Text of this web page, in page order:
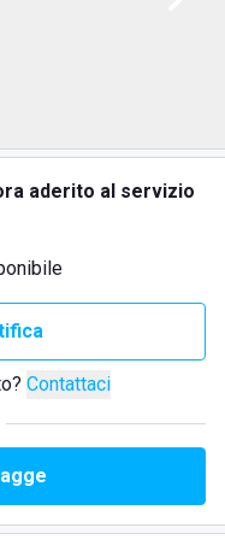
aderito al servizio
Contattaci